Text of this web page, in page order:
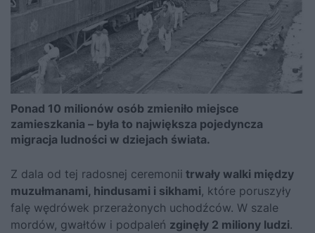
Ponad 10 milionów osób zmieniło miejsce
zamieszkania – była to największa pojedyncza
migracja ludności w dziejach świata.
Z dala od tej radosnej ceremonii trwały walki między
muzułmanami, hindusami i sikhami, które poruszyły
falę wędrówek przerażonych uchodźców. W szale
mordów, gwałtów i podpaleń zginęły 2 miliony ludzi.